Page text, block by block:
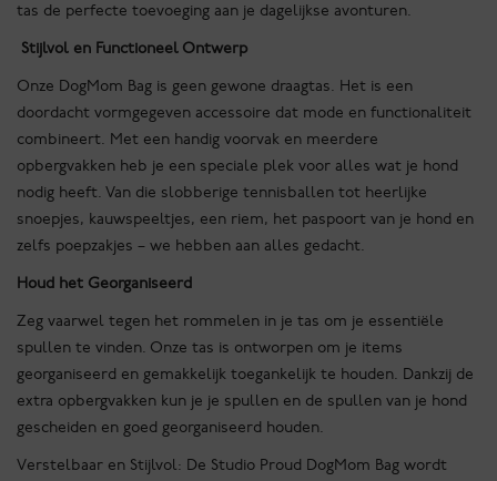
tas de perfecte toevoeging aan je dagelijkse avonturen.
Stijlvol en Functioneel Ontwerp
Onze DogMom Bag is geen gewone draagtas. Het is een
doordacht vormgegeven accessoire dat mode en functionaliteit
combineert. Met een handig voorvak en meerdere
opbergvakken heb je een speciale plek voor alles wat je hond
nodig heeft. Van die slobberige tennisballen tot heerlijke
snoepjes, kauwspeeltjes, een riem, het paspoort van je hond en
zelfs poepzakjes – we hebben aan alles gedacht.
Houd het Georganiseerd
Zeg vaarwel tegen het rommelen in je tas om je essentiële
spullen te vinden. Onze tas is ontworpen om je items
georganiseerd en gemakkelijk toegankelijk te houden. Dankzij de
extra opbergvakken kun je je spullen en de spullen van je hond
gescheiden en goed georganiseerd houden.
Verstelbaar en Stijlvol: De Studio Proud DogMom Bag wordt